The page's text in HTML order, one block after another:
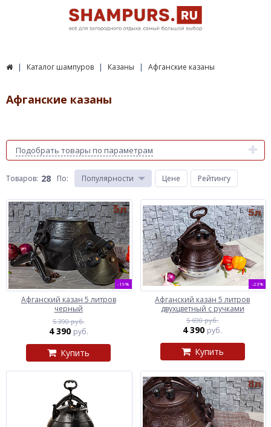
Каталог шампуров Казаны Афганские казаны
Афганские казаны
Подобрать товары по параметрам
Товаров: 28 По: Популярности Цене Рейтингу
-19%
Афганский казан 5 литров
черный
5 390 руб.
4 390 руб.
Купить
-23%
Афганский казан 5 литров
двухцветный с ручками
5 690 руб.
4 390 руб.
Купить